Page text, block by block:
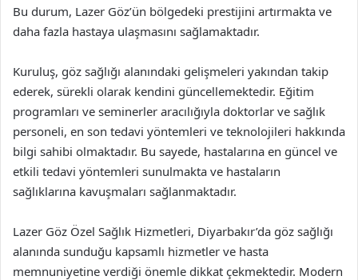
Bu durum, Lazer Göz’ün bölgedeki prestijini artırmakta ve
daha fazla hastaya ulaşmasını sağlamaktadır.
Kuruluş, göz sağlığı alanındaki gelişmeleri yakından takip
ederek, sürekli olarak kendini güncellemektedir. Eğitim
programları ve seminerler aracılığıyla doktorlar ve sağlık
personeli, en son tedavi yöntemleri ve teknolojileri hakkında
bilgi sahibi olmaktadır. Bu sayede, hastalarına en güncel ve
etkili tedavi yöntemleri sunulmakta ve hastaların
sağlıklarına kavuşmaları sağlanmaktadır.
Lazer Göz Özel Sağlık Hizmetleri, Diyarbakır’da göz sağlığı
alanında sunduğu kapsamlı hizmetler ve hasta
memnuniyetine verdiği önemle dikkat çekmektedir. Modern